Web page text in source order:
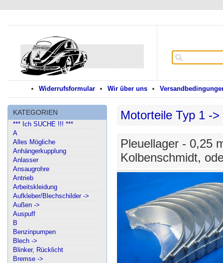
Wir über uns
Widerrufsformular
KATEGORIEN
*** Ich SUCHE !!! ***
A
Alles Mögliche
Anhängerkupplung
Anlasser
Ansaugrohre
Antrieb
Arbeitskleidung
Aufkleber/Blechschilder ->
Außen ->
Auspuff
B
Benzinpumpen
Blech ->
Blinker, Rücklicht
Bremse ->
Motorteile Typ 1 ->
Pleuellager - 0,25
Kolbenschmidt,